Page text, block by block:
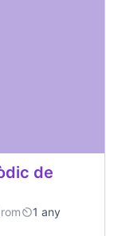
de
1 any